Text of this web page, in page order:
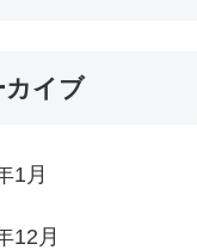
カイブ
1月
12月